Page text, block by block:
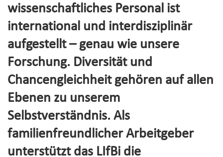
wissenschaftliches Personal ist
international und interdisziplinär
aufgestellt – genau wie unsere
Forschung. Diversität und
Chancengleichheit gehören auf allen
Ebenen zu unserem
Selbstverständnis. Als
familienfreundlicher Arbeitgeber
unterstützt das LIfBi die